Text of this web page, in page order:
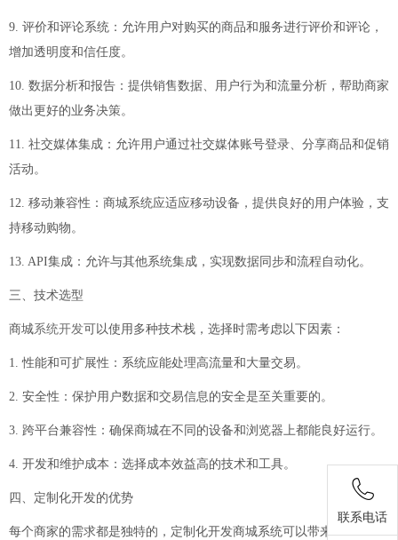
9. 评价和评论系统：允许用户对购买的商品和服务进行评价和评论，
增加透明度和信任度。
10. 数据分析和报告：提供销售数据、用户行为和流量分析，帮助商家
做出更好的业务决策。
11. 社交媒体集成：允许用户通过社交媒体账号登录、分享商品和促销
活动。
12. 移动兼容性：商城系统应适应移动设备，提供良好的用户体验，支
持移动购物。
13. API集成：允许与其他系统集成，实现数据同步和流程自动化。
三、技术选型
商城系统开发可以使用多种技术栈，选择时需考虑以下因素：
1. 性能和可扩展性：系统应能处理高流量和大量交易。
2. 安全性：保护用户数据和交易信息的安全是至关重要的。
3. 跨平台兼容性：确保商城在不同的设备和浏览器上都能良好运行。
4. 开发和维护成本：选择成本效益高的技术和工具。
四、定制化开发的优势
每个商家的需求都是独特的，定制化开发商城系统可以带来以下优
联系电话